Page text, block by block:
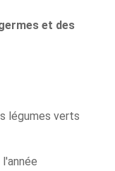
et des
légumes verts